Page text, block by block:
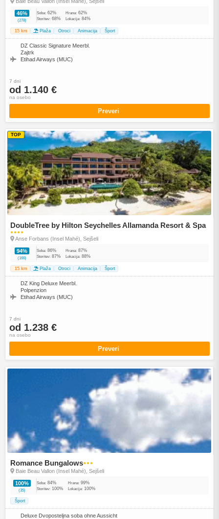
46%
(278)
Soba: 62% Hrana: 62%
Storitev: 68% Lokacija: 84%
15 km Plaža Otroci Animacija Šport
DZ Classic Signature Meerbl.
Zajtrk
Etihad Airways (MUC)
7 dni
od 1.140 €
na osebo
Preveri
TOP
DoubleTree by Hilton Seychelles Allamanda Resort & Spa
●●●●
Anse Forbans (Insel Mahé), Sejšeli
94%
(166)
Soba: 86% Hrana: 87%
Storitev: 87% Lokacija: 88%
15 km Plaža Otroci Animacija Šport
DZ King Deluxe Meerbl.
Polpenzion
Etihad Airways (MUC)
7 dni
od 1.238 €
na osebo
Preveri
Romance Bungalows●●●
Baie Beau Vallon (Insel Mahé), Sejšeli
100%
(35)
Soba: 84% Hrana: 99%
Storitev: 100% Lokacija: 100%
Šport
Deluxe Dvoposteljna soba ohne Aussicht